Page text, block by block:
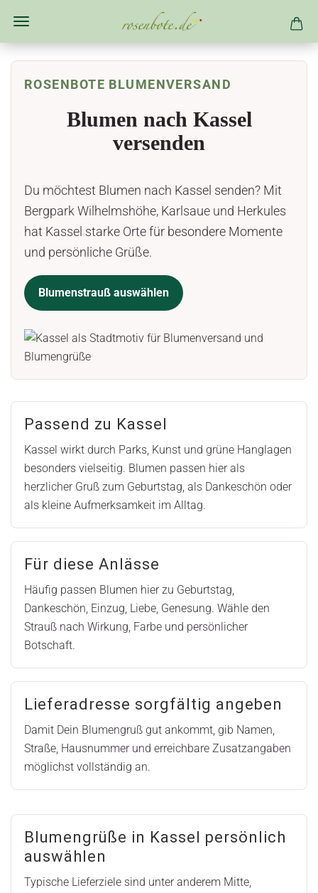
ROSENBOTE BLUMENVERSAND
Blumen nach Kassel
versenden
Du möchtest Blumen nach Kassel senden? Mit
Bergpark Wilhelmshöhe, Karlsaue und Herkules
hat Kassel starke Orte für besondere Momente
und persönliche Grüße.
Blumenstrauß auswählen
Passend zu Kassel
Kassel wirkt durch Parks, Kunst und grüne Hanglagen
besonders vielseitig. Blumen passen hier als
herzlicher Gruß zum Geburtstag, als Dankeschön oder
als kleine Aufmerksamkeit im Alltag.
Für diese Anlässe
Häufig passen Blumen hier zu Geburtstag,
Dankeschön, Einzug, Liebe, Genesung. Wähle den
Strauß nach Wirkung, Farbe und persönlicher
Botschaft.
Lieferadresse sorgfältig angeben
Damit Dein Blumengruß gut ankommt, gib Namen,
Straße, Hausnummer und erreichbare Zusatzangaben
möglichst vollständig an.
Blumengrüße in Kassel persönlich
auswählen
Typische Lieferziele sind unter anderem Mitte,